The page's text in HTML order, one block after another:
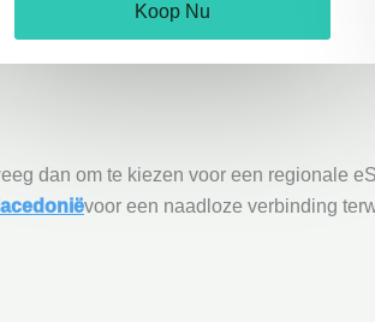
Koop Nu
dan om te kiezen voor een regionale
voor een naadloze verbinding